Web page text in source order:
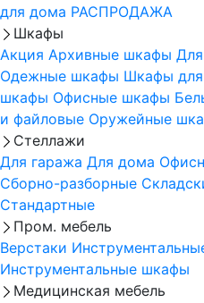
для дома РАСПРОДАЖА
Шкафы
Акция Архивные шкафы
Одежные шкафы Шкафы для
шкафы Офисные шкафы
и файловые Оружейные
Стеллажи
Для гаража Для дома
Сборно-разборные
Стандартные
Пром. мебель
Верстаки
Инструментальные шкафы
Медицинская мебель